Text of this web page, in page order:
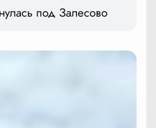
под Залесово